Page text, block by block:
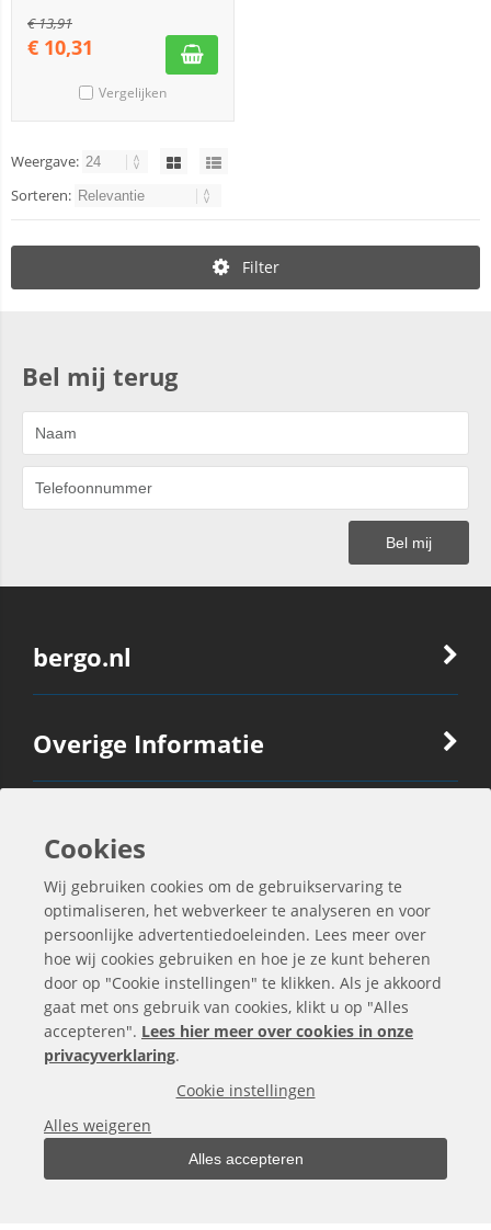
€13,91
€ 10,31
Vergelijken
Weergave:
Sorteren:
Filter
Bel mij terug
bergo.nl
Overige Informatie
Ook Interessant
Contactgegevens
Alle bedragen zijn exclusief BTW
Cookies
Wij gebruiken cookies om de gebruikservaring te
optimaliseren, het webverkeer te analyseren en voor
persoonlijke advertentiedoeleinden. Lees meer over
hoe wij cookies gebruiken en hoe je ze kunt beheren
door op "Cookie instellingen" te klikken. Als je akkoord
gaat met ons gebruik van cookies, klikt u op "Alles
accepteren". Lees hier meer over cookies in onze
privacyverklaring.
Cookie instellingen
Alles weigeren
Alles accepteren